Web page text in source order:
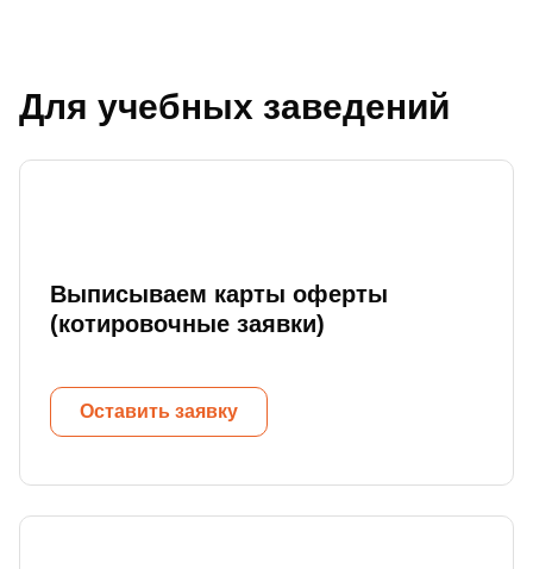
Для учебных заведений
Выписываем карты оферты
(котировочные заявки)
Оставить заявку